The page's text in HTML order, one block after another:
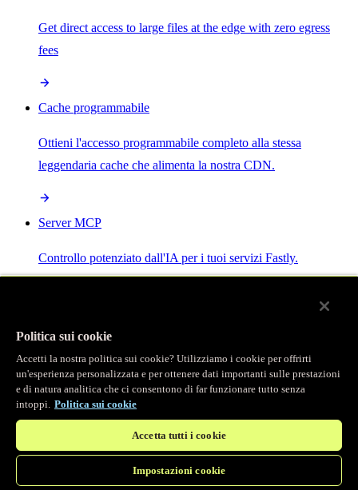
Get direct access to large files at the edge with zero egress
fees
Cache programmabile
Ottieni l'accesso programmabile completo alla stessa
leggendaria cache che alimenta la nostra CDN.
Server MCP
Controllo potenziato dall'IA per i tuoi servizi Fastly.
Main menu
/ Prodotti
Osservabilità
Logging in tempo reale
Politica sui cookie
Accetti la nostra politica sui cookie? Utilizziamo i cookie per offrirti
un'esperienza personalizzata e per ottenere dati importanti sulle prestazioni
e di natura analitica che ci consentono di far funzionare tutto senza
intoppi. Politica sui cookie
Accetta tutti i cookie
Impostazioni cookie